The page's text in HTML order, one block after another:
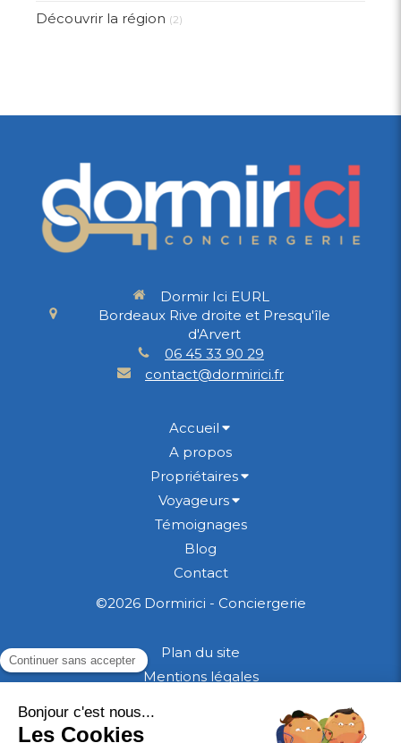
Découvrir la région (2)
Dormir Ici EURL
Bordeaux Rive droite et Presqu'île
d'Arvert
06 45 33 90 29
contact@dormirici.fr
Accueil
A propos
Propriétaires
Voyageurs
Témoignages
Blog
Contact
©2026 Dormirici - Conciergerie
Plan du site
Mentions légales